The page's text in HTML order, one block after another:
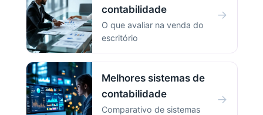
contabilidade
O que avaliar na venda do
escritório
→
Melhores sistemas de
contabilidade
Comparativo de sistemas
→